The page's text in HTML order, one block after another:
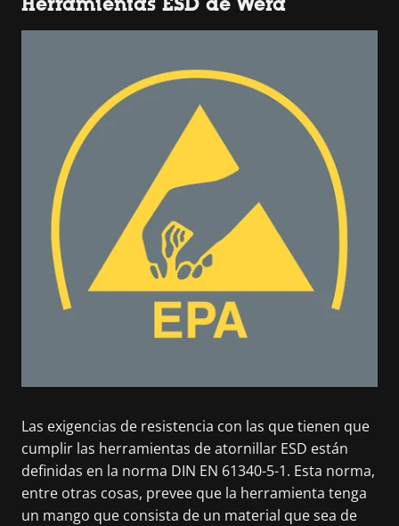
Las exigencias de resistencia con las que tienen que
cumplir las herramientas de atornillar ESD están
definidas en la norma DIN EN 61340-5-1. Esta norma,
entre otras cosas, prevee que la herramienta tenga
un mango que consista de un material que sea de